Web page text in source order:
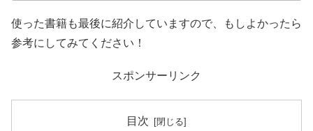
使った書籍も最後に紹介していますので、もしよかったら
参考にしてみてください！
スポンサーリンク
目次